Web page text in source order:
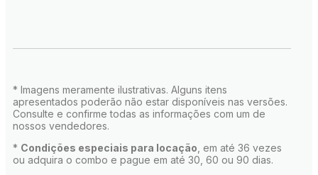
* Imagens meramente ilustrativas. Alguns itens
apresentados poderão não estar disponíveis nas versões.
Consulte e confirme todas as informações com um de
nossos vendedores.
* Condições especiais para locação , em até 36 vezes
ou adquira o combo e pague em até 30, 60 ou 90 dias.